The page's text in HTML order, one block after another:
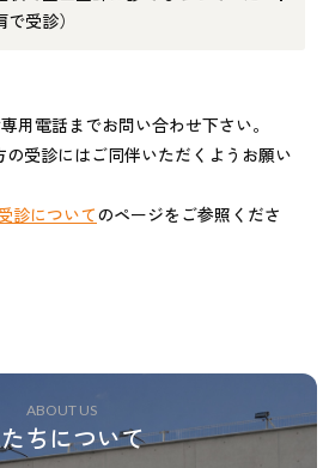
受診）
用電話までお問い合わせ下さい。
の受診にはご同伴いただくようお願い
診についてのページをご参照くださ
ABOUT US
ちについて